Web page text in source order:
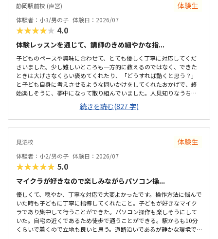
静岡駅前校 (直営) 体験生
体験者：小3/男の子 体験日：2026/07
★★★★★ 4.0
体験レッスンを通じて、講師のきめ細やかな指...
子どものペースや興味に合わせて、とても優しく丁寧に対応してくだ
さいました。少し難しいところも一方的に教えるのではなく、できた
ときは大げさなくらい褒めてくれたり、「どうすれば動くと思う？」
と子ども自身に考えさせるような問いかけをしてくれたおかげで、終
始楽しそうに、夢中になって取り組んでいました。人見知りなうちの
子もすぐに緊張がほぐれ、安心して楽しく学べたと感じています。子
どもが大好きなロブロックスの世界を舞台にしているため、最初から
最後まで高いモチベーションで取り組めていました。ただ遊ぶだけで
なく、ゲームを作るというプロセスを通じて、自然とプログラミング
と感じました。自分の思い描いた動きが画面上にすぐに反映される仕
組みも、子どもの「もっと作りたい」という意欲をを引き出すのにぴ
ったりだと思いました。最寄り駅から近く、大通りを通...
続きを読む(827 字)
見沼校 体験生
体験者：小2/男の子 体験日：2026/07
★★★★★ 5.0
マイクラが好きなので楽しみながらパソコン操...
優しくて、穏やか、丁寧な対応で大変よかったです。操作方法に悩んで
いた時も子どもに丁寧に指導してくれたこと。子どもが好きなマイク
ラであり集中して行うことができた。パソコン操作も楽しそうにして
いた。自宅の近くであるため徒歩で通うことができる。駅からも10分
くらいで着くので立地も良いと思う。道路沿いであるが静かな環境で